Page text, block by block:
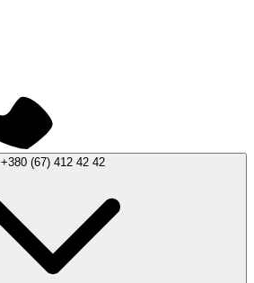
+380 (67) 412 42 42